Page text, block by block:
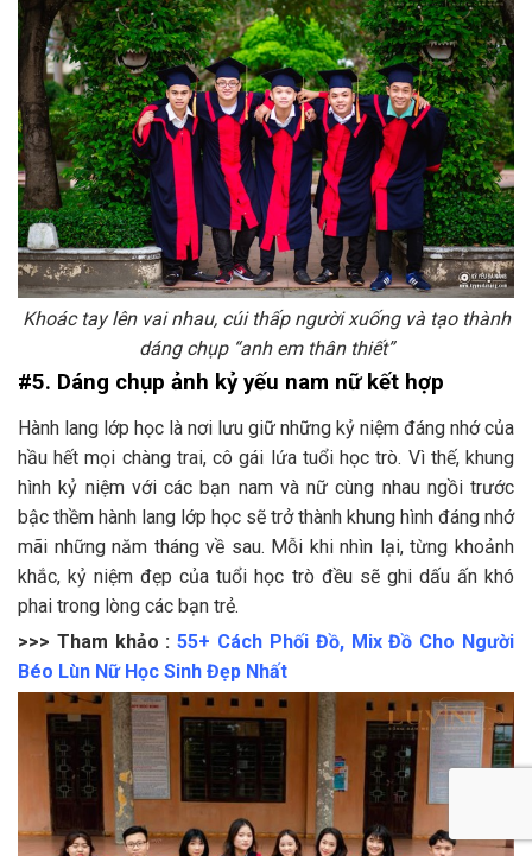
Khoác tay lên vai nhau, cúi thấp người xuống và tạo thành
dáng chụp “anh em thân thiết”
#5. Dáng chụp ảnh kỷ yếu nam nữ kết hợp
Hành lang lớp học là nơi lưu giữ những kỷ niệm đáng nhớ của
hầu hết mọi chàng trai, cô gái lứa tuổi học trò. Vì thế, khung
hình kỷ niệm với các bạn nam và nữ cùng nhau ngồi trước
bậc thềm hành lang lớp học sẽ trở thành khung hình đáng nhớ
mãi những năm tháng về sau. Mỗi khi nhìn lại, từng khoảnh
khắc, kỷ niệm đẹp của tuổi học trò đều sẽ ghi dấu ấn khó
phai trong lòng các bạn trẻ.
>>> Tham khảo :55+ Cách Phối Đồ, Mix Đồ Cho Người
Béo Lùn Nữ Học Sinh Đẹp Nhất